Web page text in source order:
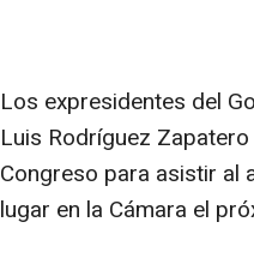
Los expresidentes del
Luis Rodríguez
Congreso para asistir al
lugar en la Cámara el